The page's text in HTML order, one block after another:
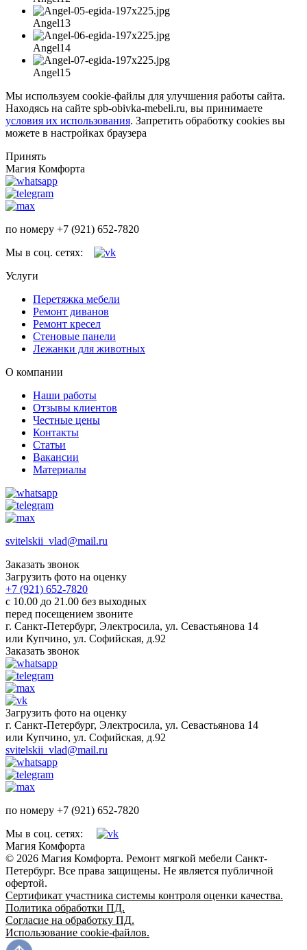
Angel13
Angel14
Angel15
Мы используем cookie-файлы для улучшения работы сайта.
Находясь на сайте spb-obivka-mebeli.ru, вы принимаете
условия их использования. Запретить обработку cookies вы
можете в настройках браузера
Принять
Магия Комфорта
по номеру +7 (921) 652-7820
Мы в соц. сетях:
Услуги
Перетяжка мебели
Ремонт диванов
Ремонт кресел
Стеновые панели
Лежанки для животных
О компании
Наши работы
Отзывы клиентов
Честные цены
Контакты
Статьи
Вакансии
Материалы
svitelskii_vlad@mail.ru
Заказать звонок
Загрузить фото на оценку
+7 (921) 652-7820
с 10.00 до 21.00 без выходных
перед посещением звоните
г. Санкт-Петербург, Электросила, ул. Севастьянова 14
или Купчино, ул. Софийская, д.92
Заказать звонок
Загрузить фото на оценку
г. Санкт-Петербург, Электросила, ул. Севастьянова 14
или Купчино, ул. Софийская, д.92
svitelskii_vlad@mail.ru
по номеру +7 (921) 652-7820
Мы в соц. сетях:
Магия Комфорта
© 2026 Магия Комфорта. Ремонт мягкой мебели Санкт-
Петербург. Все права защищены. Не является публичной
офертой.
Сертификат участника системы контроля оценки качества.
Политика обработки ПД.
Согласие на обработку ПД.
Использование cookie-файлов.